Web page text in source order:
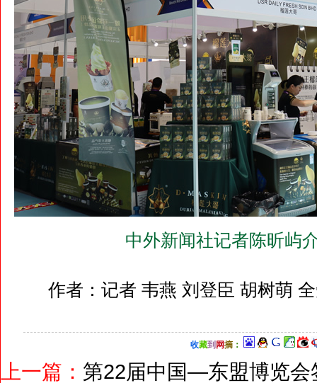
中外新闻社记者陈昕屿
作者：记者 韦燕 刘登臣 胡树萌
收藏到 网摘：
上一篇： 第22届中国—东盟博览会